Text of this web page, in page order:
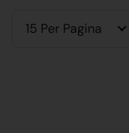
15 Per Pagina